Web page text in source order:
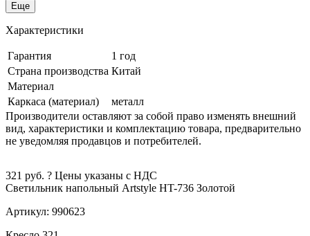
Еще
Характеристики
Гарантия
1 год
Страна производства Китай
Материал
Каркаса (материал)
металл
Производители оставляют за собой право изменять внешний
вид, характеристики и комплектацию товара, предварительно
не уведомляя продавцов и потребителей.
321 руб. ? Цены указаны с НДС
Светильник напольный Artstyle HT-736 Золотой
Артикул: 990623